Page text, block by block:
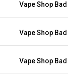
Vape Shop
Vape Shop
Vape Shop